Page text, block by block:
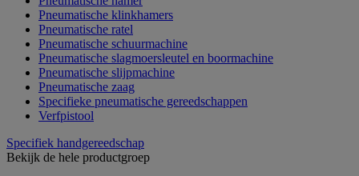
Pneumatische klinkhamers
Pneumatische ratel
Pneumatische schuurmachine
Pneumatische slagmoersleutel en boormachine
Pneumatische slijpmachine
Pneumatische zaag
Specifieke pneumatische gereedschappen
Verfpistool
Specifiek handgereedschap
Bekijk de hele productgroep